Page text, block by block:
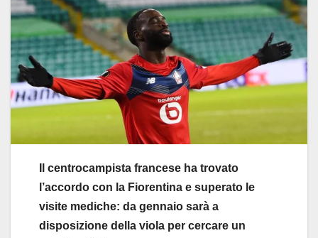
Il centrocampista francese ha trovato
l’accordo con la Fiorentina e superato le
visite mediche: da gennaio sarà a
disposizione della viola per cercare un